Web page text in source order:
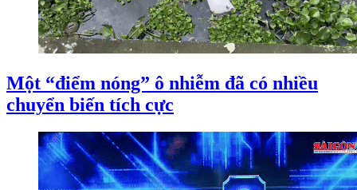
Một “điểm nóng” ô nhiễm đã có nhiều
chuyển biến tích cực